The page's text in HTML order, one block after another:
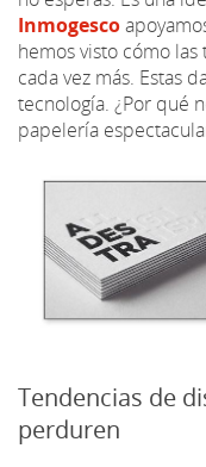
Inmogesco
hemos visto cómo
cada vez más. Estas
tecnología. ¿Por qué
papelería
Tendencias de
perduren